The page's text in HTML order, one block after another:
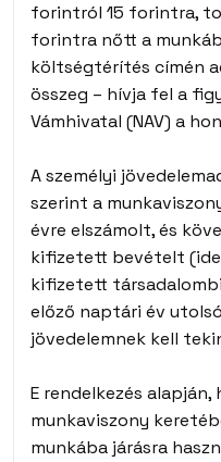
forintról 15 forintra,
forintra nőtt a
költségtérítés címén
összeg – hívja fel a
Vámhivatal (NAV) a
A személyi
szerint a
évre elszámolt, és
kifizetett bevételt
kifizetett
előző naptári év
jövedelemnek kell
E rendelkezés
munkaviszony
munkába járásra